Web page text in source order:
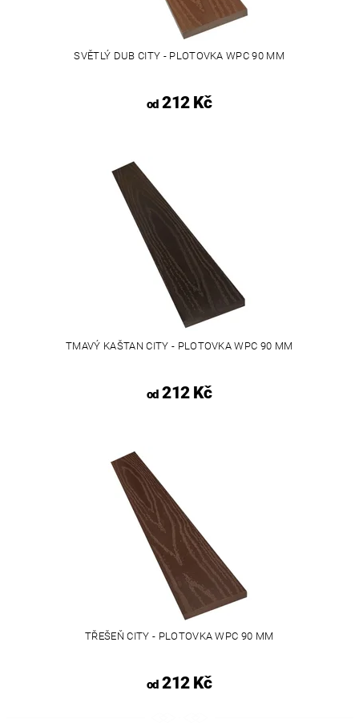
SVĚTLÝ DUB CITY - PLOTOVKA WPC 90 MM
od212 Kč
TMAVÝ KAŠTAN CITY - PLOTOVKA WPC 90 MM
od212 Kč
TŘEŠEŇ CITY - PLOTOVKA WPC 90 MM
od212 Kč